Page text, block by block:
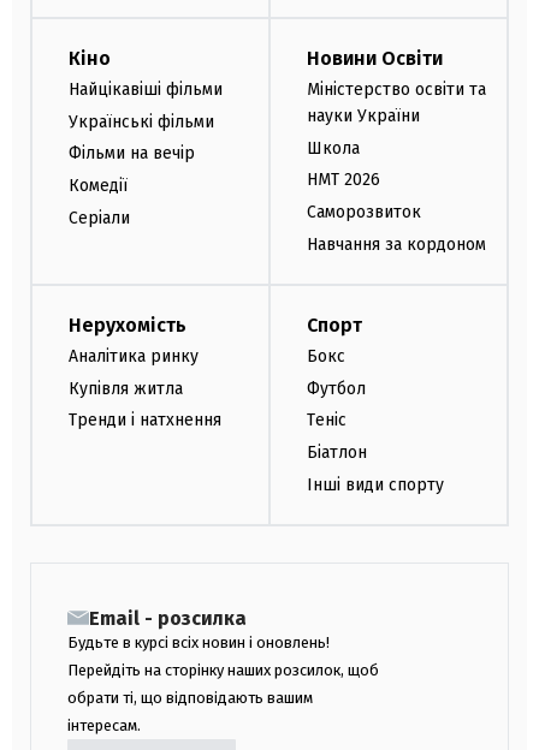
Кіно
Найцікавіші фільми
Українські фільми
Фільми на вечір
Комедії
Серіали
Новини Освіти
Міністерство освіти та
науки України
Школа
НМТ 2026
Саморозвиток
Навчання за кордоном
Нерухомість
Аналітика ринку
Купівля житла
Тренди і натхнення
Спорт
Бокс
Футбол
Теніс
Біатлон
Інші види спорту
Email - розсилка
Будьте в курсі всіх новин і оновлень!
Перейдіть на сторінку наших розсилок, щоб
обрати ті, що відповідають вашим
інтересам.